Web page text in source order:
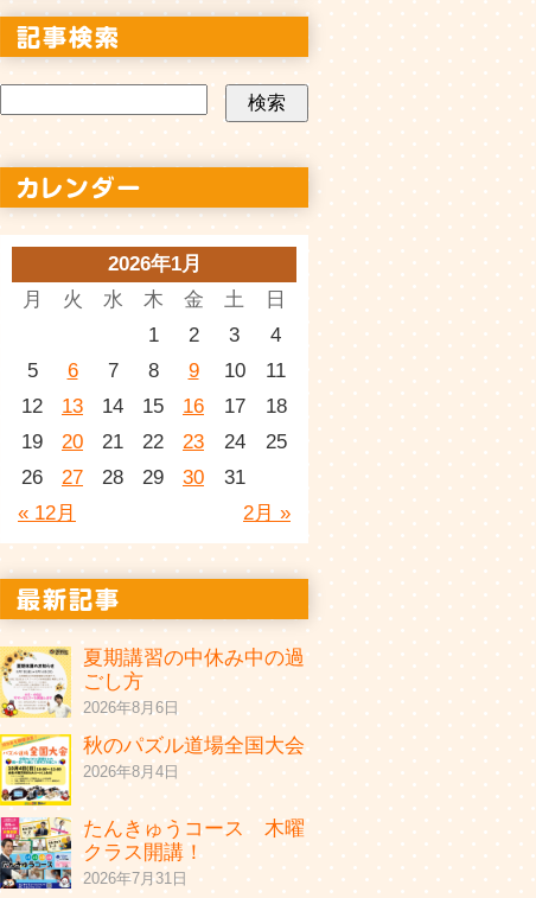
2026年1月
月
火 水 木 金 土 日
« 12月 2月 »
1 2 3
4
5
6 7 8 9 10
11
12
13 14 15 16 17
18
19
20 21 22 23 24
25
26
27 28 29 30 31
夏期講習の中休み中の過
ごし方
2026年8月6日
秋のパズル道場全国大会
2026年8月4日
たんきゅうコース 木曜
クラス開講！
2026年7月31日